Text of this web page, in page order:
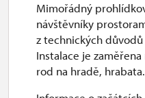
Mimořádný
návštěvníky
z technických
Instalace je
rod na hradě,